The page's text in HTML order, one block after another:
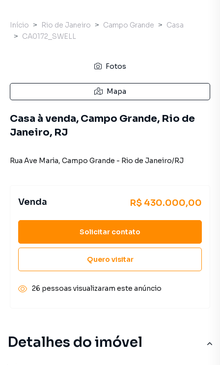
Detalhes do imóvel
Início Rio de Janeiro Campo Grande
Casa
CA0172_SWELL
Fotos
Mapa
Casa à venda, Campo Grande, Rio de
Janeiro, RJ
Rua Ave Maria, Campo Grande - Rio de Janeiro/RJ
Venda R$ 430.000,00
Solicitar contato
Quero visitar
26 pessoas visualizaram este anúncio